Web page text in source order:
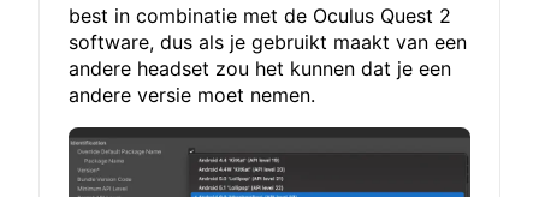
best in combinatie met de Oculus Quest 2
software, dus als je gebruikt maakt van een
andere headset zou het kunnen dat je een
andere versie moet nemen.